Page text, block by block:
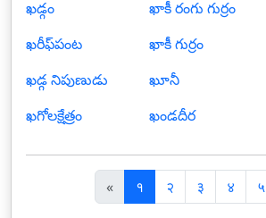
ఖడ్గం
ఖరీఫ్‍పంట
ఖడ్గ నిపుణుడు
ఖగోలక్షేత్రం
ఖాకీ రంగు గుర్రం
ఖాకీ గుర్రం
ఖూనీ
ఖండదీర
«पि
छ
१ २ ३ ४ ५